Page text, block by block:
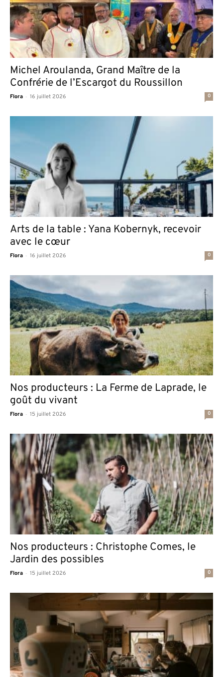
Michel Aroulanda, Grand Maître de la
Confrérie de l’Escargot du Roussillon
Flora - 16 juillet 2026 0
Arts de la table : Yana Kobernyk, recevoir
avec le cœur
Flora - 16 juillet 2026 0
Nos producteurs : La Ferme de Laprade, le
goût du vivant
Flora - 15 juillet 2026 0
Nos producteurs : Christophe Comes, le
Jardin des possibles
Flora - 15 juillet 2026 0